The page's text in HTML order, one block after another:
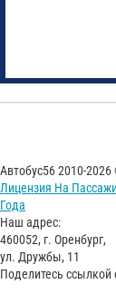
Автобус56 2010-
Лицензия На
Года
Наш адрес:
460052, г. Оренбург,
ул. Дружбы, 11
Поделитесь ссылкой